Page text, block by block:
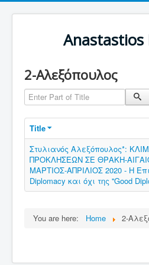
Anastastios
2-Αλεξόπουλος
Enter Part of Title
Title
Στυλιανός Αλεξόπουλος*:
ΠΡΟΚΛΗΣΕΩΝ ΣΕ ΘΡΑΚΗ-
ΜΑΡΤΙΟΣ-ΑΠΡΙΛΙΟΣ 2020 - Η
Diplomacy και όχι της ''Good
You are here: Home 2-